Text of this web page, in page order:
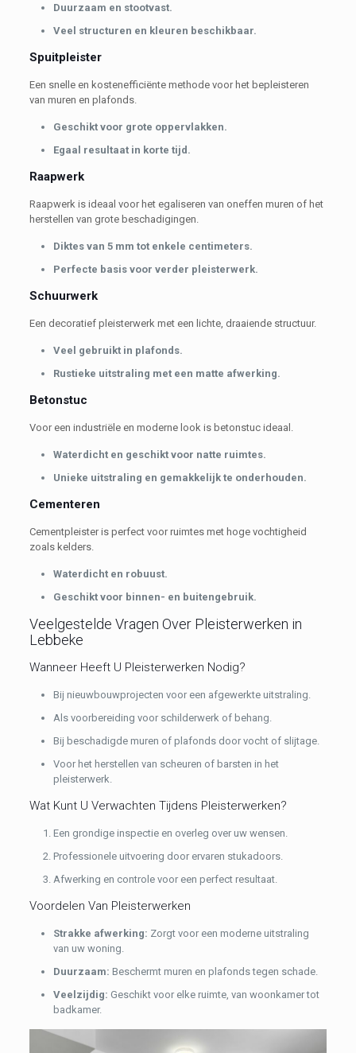
Duurzaam en stootvast.
Veel structuren en kleuren beschikbaar.
Spuitpleister
Een snelle en kostenefficiënte methode voor het bepleisteren
van muren en plafonds.
Geschikt voor grote oppervlakken.
Egaal resultaat in korte tijd.
Raapwerk
Raapwerk is ideaal voor het egaliseren van oneffen muren of het
herstellen van grote beschadigingen.
Diktes van 5 mm tot enkele centimeters.
Perfecte basis voor verder pleisterwerk.
Schuurwerk
Een decoratief pleisterwerk met een lichte, draaiende structuur.
Veel gebruikt in plafonds.
Rustieke uitstraling met een matte afwerking.
Betonstuc
Voor een industriële en moderne look is betonstuc ideaal.
Waterdicht en geschikt voor natte ruimtes.
Unieke uitstraling en gemakkelijk te onderhouden.
Cementeren
Cementpleister is perfect voor ruimtes met hoge vochtigheid
zoals kelders.
Waterdicht en robuust.
Geschikt voor binnen- en buitengebruik.
Veelgestelde Vragen Over Pleisterwerken in
Lebbeke
Wanneer Heeft U Pleisterwerken Nodig?
Bij nieuwbouwprojecten voor een afgewerkte uitstraling.
Als voorbereiding voor schilderwerk of behang.
Bij beschadigde muren of plafonds door vocht of slijtage.
Voor het herstellen van scheuren of barsten in het
pleisterwerk.
Wat Kunt U Verwachten Tijdens Pleisterwerken?
Een grondige inspectie en overleg over uw wensen.
Professionele uitvoering door ervaren stukadoors.
Afwerking en controle voor een perfect resultaat.
Voordelen Van Pleisterwerken
Strakke afwerking: Zorgt voor een moderne uitstraling
van uw woning.
Duurzaam: Beschermt muren en plafonds tegen schade.
Veelzijdig: Geschikt voor elke ruimte, van woonkamer tot
badkamer.